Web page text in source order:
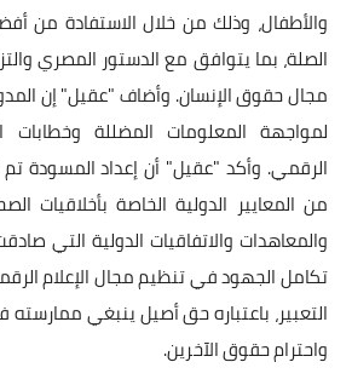
والأطفال، وذلك من خلال الاستفادة من
الصلة، بما يتوافق مع الدستور المصري
مجال حقوق الإنسان. وأضاف "عقيل" إن
لمواجهة المعلومات المضللة
الرقمي. وأكد "عقيل" أن إعداد المسودة
من المعايير الدولية الخاصة بأخلاقيات
والمعاهدات والاتفاقيات الدولية التي
تكامل الجهود في تنظيم مجال الإعلام
التعبير، باعتباره حق أصيل ينبغي
واحترام حقوق الآخرين.